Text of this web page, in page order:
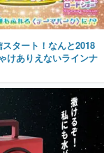
けありえないラインナ